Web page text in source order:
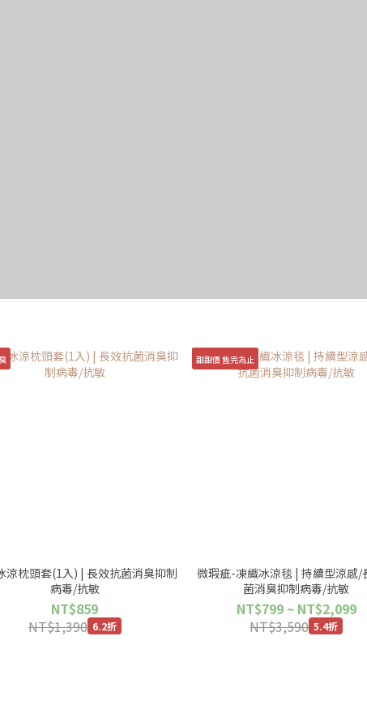
涼枕頭套(1入) | 長效抗菌消臭抑制
病毒/抗敏
NT$859
NT$1,390 6.2折
甜甜價 售完為止
微瑕疵-凍織冰涼毯 | 持續型涼感/
菌消臭抑制病毒/抗敏
NT$799 ~ NT$2,099
NT$3,590 5.4折